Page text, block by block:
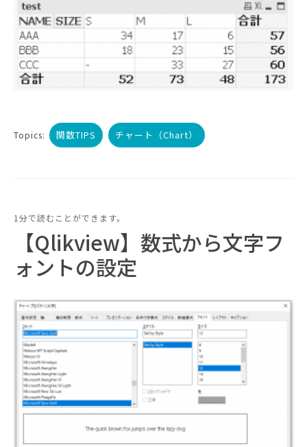
Topics: 関数TIPS チャート（Chart）
1分で読むことができます。
【Qlikview】数式から文字フ
ォントの設定